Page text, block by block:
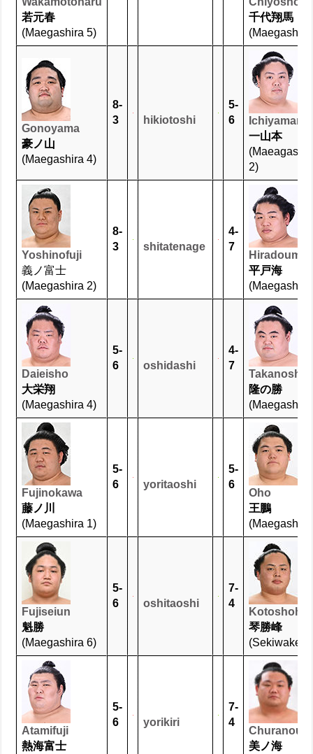
若元春
(Maegashira 5)
千代翔馬
(Maegashira
Gonoyama
豪ノ山
(Maegashira 4)
8-
3
hikiotoshi
5-
6
一山本
2)
Yoshinofuji
義ノ富士
(Maegashira 2)
8-
3
shitatenage
4-
7
Hiradoumi
平戸海
(Maegashira
Daieisho
大栄翔
(Maegashira 4)
5-
6
oshidashi
4-
7
Takanosho
隆の勝
(Maegashira
Fujinokawa
藤ノ川
(Maegashira 1)
5-
6
yoritaoshi
5-
6
Oho
王鵬
(Maegashira
Fujiseiun
魁勝
(Maegashira 6)
5-
6
oshitaoshi
7-
4
Kotoshoho
琴勝峰
(Sekiwake)
Atamifuji
熱海富士
5-
6
yorikiri
7-
4
美ノ海